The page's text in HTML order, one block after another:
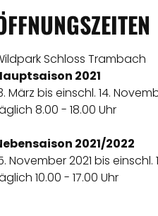
Schloss Trambach
2021
März bis einschl. 14.
8.00 - 18.00 Uhr
2021/2022
November 2021 bis einschl.
10.00 - 17.00 Uhr